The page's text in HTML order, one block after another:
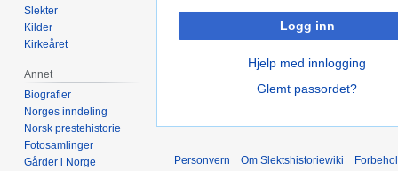
Logg inn
Hjelp med innlogging
Glemt passordet?
Slekter
Kilder
Kirkeåret
Annet
Biografier
Norges inndeling
Norsk prestehistorie
Fotosamlinger
Gårder i Norge
Personvern Om Slektshistoriewiki